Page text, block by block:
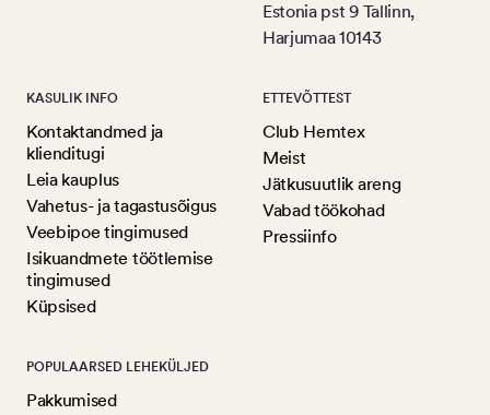
Estonia pst 9 Tallinn,
Harjumaa 10143
KASULIK INFO
Kontaktandmed ja
klienditugi
Leia kauplus
Vahetus- ja tagastusõigus
Veebipoe tingimused
Isikuandmete töötlemise
tingimused
Küpsised
ETTEVÕTTEST
Club Hemtex
Meist
Jätkusuutlik areng
Vabad töökohad
Pressiinfo
POPULAARSED LEHEKÜLJED
Pakkumised